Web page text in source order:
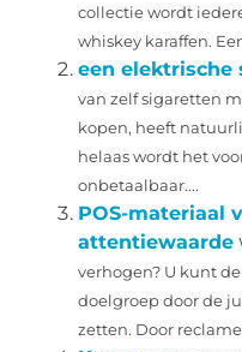
collectie wordt
whiskey karaffen.
een elektrische
van zelf sigaretten
kopen, heeft
helaas wordt het
onbetaalbaar....
POS-materiaal
attentiewaarde
verhogen? U kunt
doelgroep door de
zetten. Door